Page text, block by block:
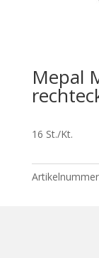
Mepal
16 St./Kt.